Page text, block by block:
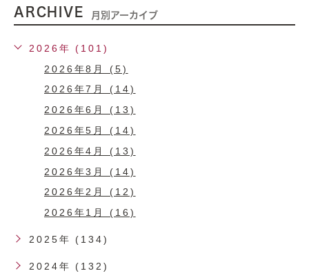
ARCHIVE 月別アーカイブ
2026年 (101)
2026年8月 (5)
2026年7月 (14)
2026年6月 (13)
2026年5月 (14)
2026年4月 (13)
2026年3月 (14)
2026年2月 (12)
2026年1月 (16)
2025年 (134)
2024年 (132)